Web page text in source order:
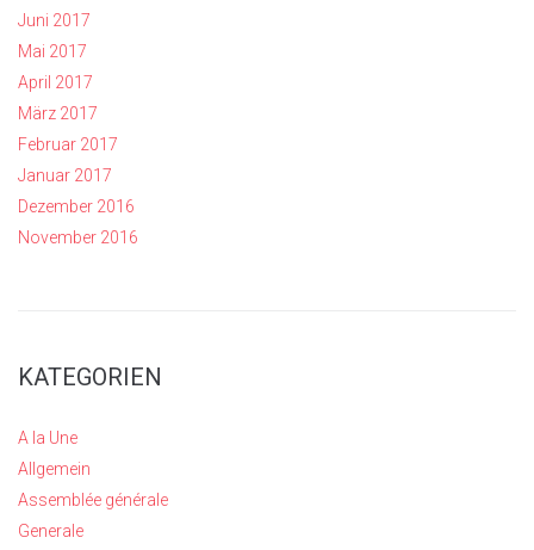
Juni 2017
Mai 2017
April 2017
März 2017
Februar 2017
Januar 2017
Dezember 2016
November 2016
KATEGORIEN
A la Une
Allgemein
Assemblée générale
Generale